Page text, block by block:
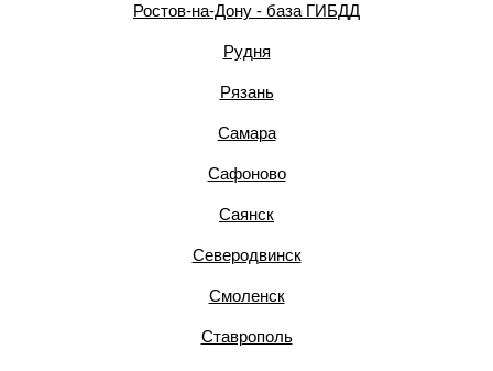
Ростов-на-Дону - база ГИБДД
Рудня
Рязань
Самара
Сафоново
Саянск
Северодвинск
Смоленск
Ставрополь